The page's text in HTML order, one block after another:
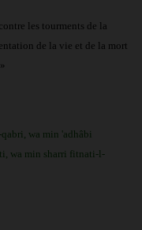
les tourments de la
de la vie et de la mort
wa min 'adhâbi
wa min sharri fitnati-l-